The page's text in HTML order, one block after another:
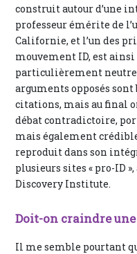
construit autour d’une
professeur émérite de
Californie, et l’un des
mouvement ID, est
particulièrement
arguments opposés sont
citations, mais au final
débat contradictoire,
mais également
reproduit dans son
plusieurs sites « pro-ID
Discovery Institute.
Doit-on craindre
Il me semble pourtant